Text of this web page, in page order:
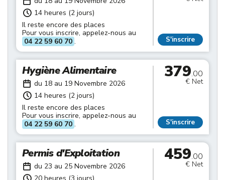
14 heures (2 jours)
Il reste encore des places
Pour vous inscrire, appelez-nous au
04 22 59 60 70 . S'inscrire
Hygiène Alimentaire
du 18 au 19 Novembre 2026
14 heures (2 jours)
Il reste encore des places
Pour vous inscrire, appelez-nous au
04 22 59 60 70 .
379.00
€ Net
S'inscrire
Permis d'Exploitation
du 23 au 25 Novembre 2026
459.00
€ Net